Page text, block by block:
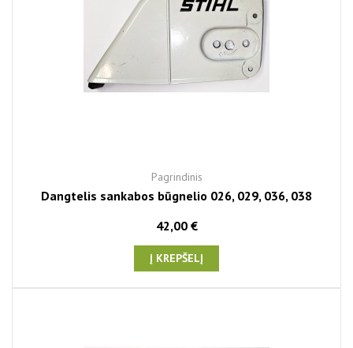
Pagrindinis
Dangtelis sankabos būgnelio 026, 029, 036, 038
42,00 €
Į KREPŠELĮ